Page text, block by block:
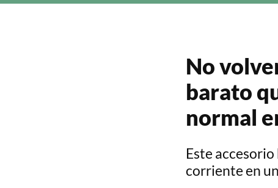
No
barato
normal
Este
corriente en